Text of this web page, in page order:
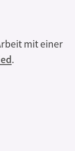
mit einer
.